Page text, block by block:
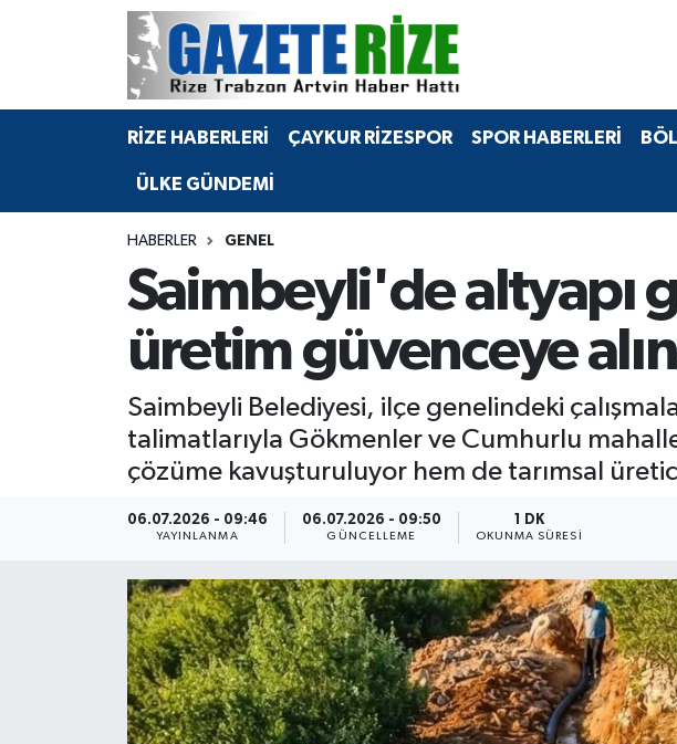
RİZE HABERLERİ ÇAYKUR RİZESPOR SPOR HABERLERİ
ÜLKE GÜNDEMİ
HABERLER GENEL
Saimbeyli'de altyapı
üretim güvenceye
Saimbeyli Belediyesi, ilçe genelindeki
talimatlarıyla Gökmenler ve Cumhurlu
çözüme kavuşturuluyor hem de tarımsal
06.07.2026 - 09:46
YAYINLANMA
06.07.2026 - 09:50
GÜNCELLEME
1 DK
OKUNMA SÜRESI
BÖLGEMİZ
Bilim Teknoloji
Advertising news
Canlı Maç
Dış Haberler
EĞİTİM
Merkez Nöbetçi Eczaneler
Merkez Hava Durumu
Merkez Trafik Yoğunluk Haritası
Tüm Manşetler
Son Dakika Haberleri
Haber Arşivi